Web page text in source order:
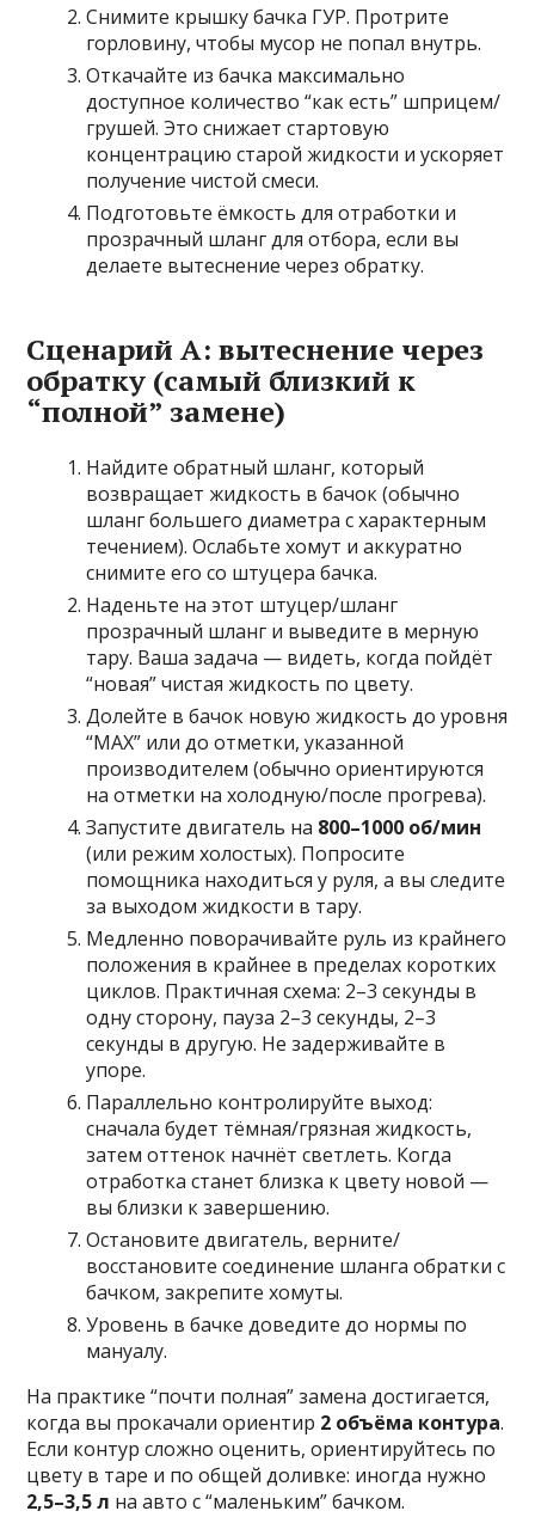
Снимите крышку бачка ГУР. Протрите
горловину, чтобы мусор не попал внутрь.
Откачайте из бачка максимально
доступное количество “как есть” шприцем/
грушей. Это снижает стартовую
концентрацию старой жидкости и ускоряет
получение чистой смеси.
Подготовьте ёмкость для отработки и
прозрачный шланг для отбора, если вы
делаете вытеснение через обратку.
Сценарий A: вытеснение через
обратку (самый близкий к
“полной” замене)
Найдите обратный шланг, который
возвращает жидкость в бачок (обычно
шланг большего диаметра с характерным
течением). Ослабьте хомут и аккуратно
снимите его со штуцера бачка.
Наденьте на этот штуцер/шланг
прозрачный шланг и выведите в мерную
тару. Ваша задача — видеть, когда пойдёт
“новая” чистая жидкость по цвету.
Долейте в бачок новую жидкость до уровня
“MAX” или до отметки, указанной
производителем (обычно ориентируются
на отметки на холодную/после прогрева).
Запустите двигатель на 800–1000 об/мин
(или режим холостых). Попросите
помощника находиться у руля, а вы следите
за выходом жидкости в тару.
Медленно поворачивайте руль из крайнего
положения в крайнее в пределах коротких
циклов. Практичная схема: 2–3 секунды в
одну сторону, пауза 2–3 секунды, 2–3
секунды в другую. Не задерживайте в
упоре.
Параллельно контролируйте выход:
сначала будет тёмная/грязная жидкость,
затем оттенок начнёт светлеть. Когда
отработка станет близка к цвету новой —
вы близки к завершению.
Остановите двигатель, верните/
восстановите соединение шланга обратки с
бачком, закрепите хомуты.
Уровень в бачке доведите до нормы по
мануалу.
На практике “почти полная” замена достигается,
когда вы прокачали ориентир 2 объёма контура.
Если контур сложно оценить, ориентируйтесь по
цвету в таре и по общей доливке: иногда нужно
2,5–3,5 л на авто с “маленьким” бачком.